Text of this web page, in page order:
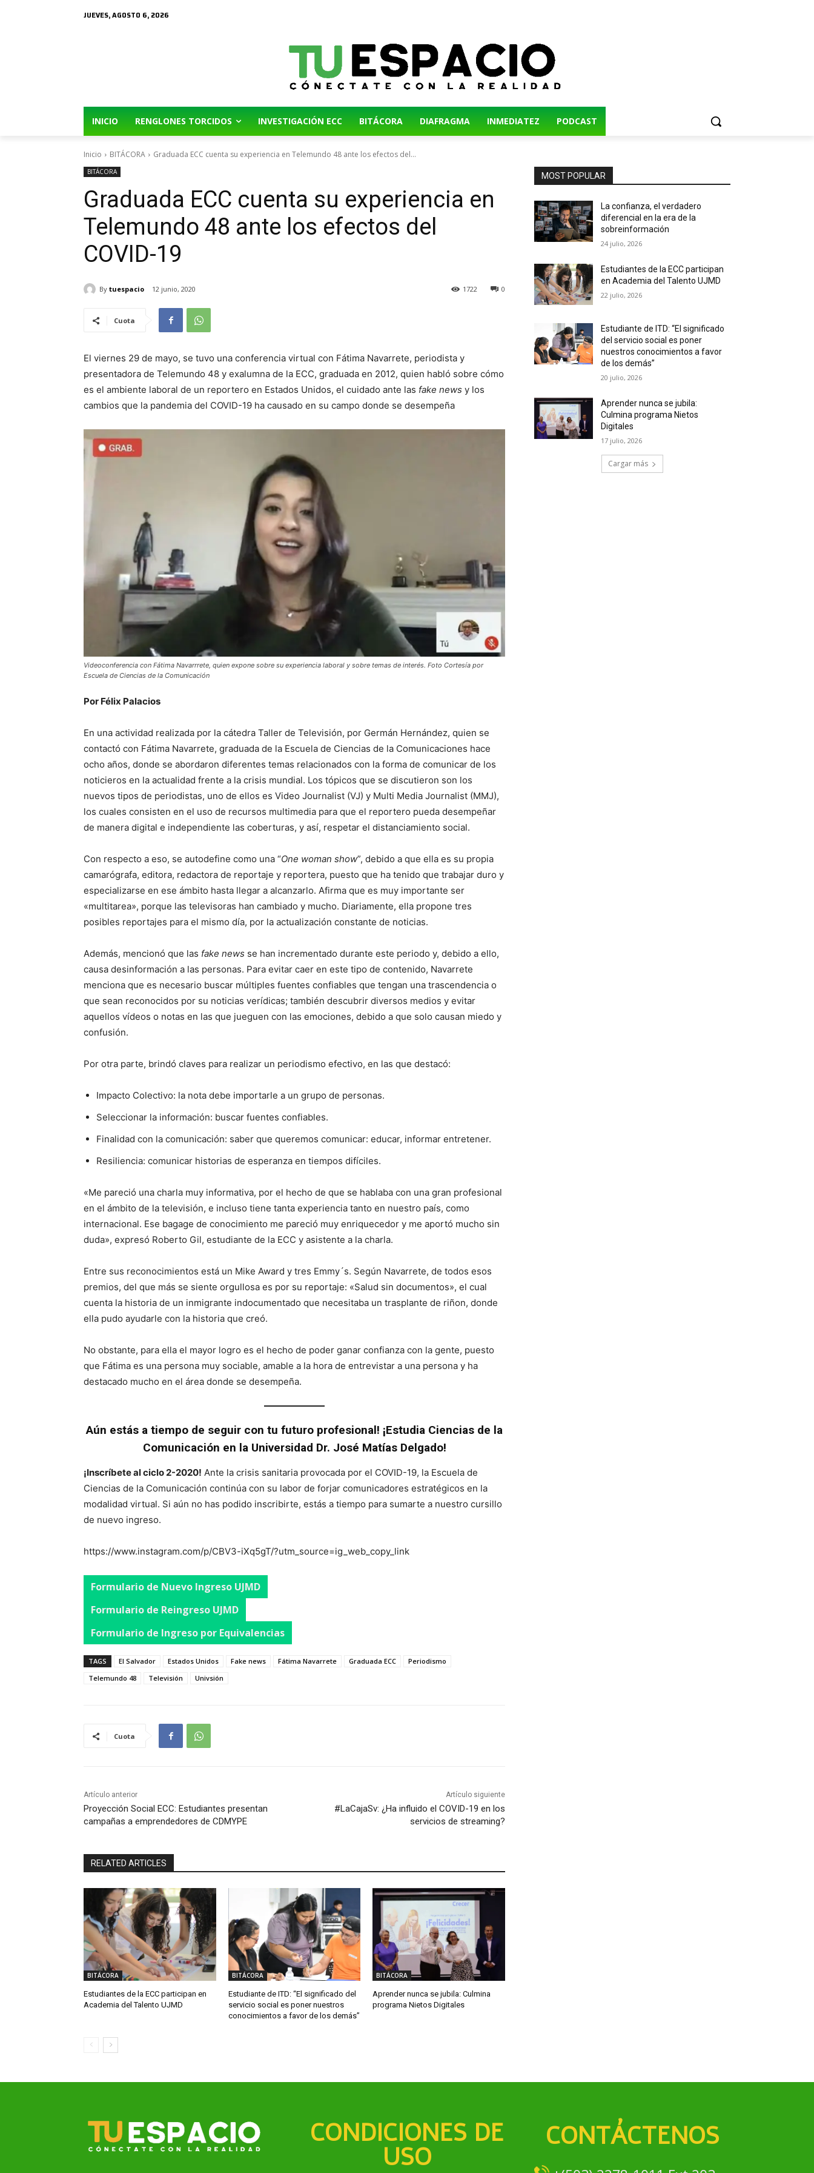
JUEVES, AGOSTO 6, 2026
INICIO RENGLONES TORCIDOS INVESTIGACIÓN ECC BITÁCORA DIAFRAGMA INMEDIATEZ PODCAST
Inicio BITÁCORA Graduada ECC cuenta su experiencia en Telemundo 48 ante los efectos del...
BITÁCORA
Graduada ECC cuenta su experiencia en
Telemundo 48 ante los efectos del
COVID-19
By tuespacio 12 junio, 2020 0
1722
Cuota
El viernes 29 de mayo, se tuvo una conferencia virtual con Fátima Navarrete, periodista y
presentadora de Telemundo 48 y exalumna de la ECC, graduada en 2012, quien habló sobre cómo
es el ambiente laboral de un reportero en Estados Unidos, el cuidado ante las fake news y los
cambios que la pandemia del COVID-19 ha causado en su campo donde se desempeña
Videoconferencia con Fátima Navarrrete, quien expone sobre su experiencia laboral y sobre temas de interés. Foto Cortesía por
Escuela de Ciencias de la Comunicación
Por Félix Palacios
En una actividad realizada por la cátedra Taller de Televisión, por Germán Hernández, quien se
contactó con Fátima Navarrete, graduada de la Escuela de Ciencias de la Comunicaciones hace
ocho años, donde se abordaron diferentes temas relacionados con la forma de comunicar de los
noticieros en la actualidad frente a la crisis mundial. Los tópicos que se discutieron son los
nuevos tipos de periodistas, uno de ellos es Video Journalist (VJ) y Multi Media Journalist (MMJ),
los cuales consisten en el uso de recursos multimedia para que el reportero pueda desempeñar
de manera digital e independiente las coberturas, y así, respetar el distanciamiento social.
Con respecto a eso, se autodefine como una “One woman show”, debido a que ella es su propia
camarógrafa, editora, redactora de reportaje y reportera, puesto que ha tenido que trabajar duro y
especializarse en ese ámbito hasta llegar a alcanzarlo. Afirma que es muy importante ser
«multitarea», porque las televisoras han cambiado y mucho. Diariamente, ella propone tres
posibles reportajes para el mismo día, por la actualización constante de noticias.
Además, mencionó que las fake news se han incrementado durante este periodo y, debido a ello,
causa desinformación a las personas. Para evitar caer en este tipo de contenido, Navarrete
menciona que es necesario buscar múltiples fuentes confiables que tengan una trascendencia o
que sean reconocidos por su noticias verídicas; también descubrir diversos medios y evitar
aquellos vídeos o notas en las que jueguen con las emociones, debido a que solo causan miedo y
confusión.
Por otra parte, brindó claves para realizar un periodismo efectivo, en las que destacó:
Impacto Colectivo: la nota debe importarle a un grupo de personas.
Seleccionar la información: buscar fuentes confiables.
Finalidad con la comunicación: saber que queremos comunicar: educar, informar entretener.
Resiliencia: comunicar historias de esperanza en tiempos difíciles.
«Me pareció una charla muy informativa, por el hecho de que se hablaba con una gran profesional
en el ámbito de la televisión, e incluso tiene tanta experiencia tanto en nuestro país, como
internacional. Ese bagage de conocimiento me pareció muy enriquecedor y me aportó mucho sin
duda», expresó Roberto Gil, estudiante de la ECC y asistente a la charla.
Entre sus reconocimientos está un Mike Award y tres Emmy´s. Según Navarrete, de todos esos
premios, del que más se siente orgullosa es por su reportaje: «Salud sin documentos», el cual
cuenta la historia de un inmigrante indocumentado que necesitaba un trasplante de riñon, donde
ella pudo ayudarle con la historia que creó.
No obstante, para ella el mayor logro es el hecho de poder ganar confianza con la gente, puesto
que Fátima es una persona muy sociable, amable a la hora de entrevistar a una persona y ha
destacado mucho en el área donde se desempeña.
Aún estás a tiempo de seguir con tu futuro profesional! ¡Estudia Ciencias de la
Comunicación en la Universidad Dr. José Matías Delgado!
¡Inscríbete al ciclo 2-2020! Ante la crisis sanitaria provocada por el COVID-19, la Escuela de
Ciencias de la Comunicación continúa con su labor de forjar comunicadores estratégicos en la
modalidad virtual. Si aún no has podido inscribirte, estás a tiempo para sumarte a nuestro cursillo
de nuevo ingreso.
https://www.instagram.com/p/CBV3-iXq5gT/?utm_source=ig_web_copy_link
Formulario de Nuevo Ingreso UJMD
Formulario de Reingreso UJMD
Formulario de Ingreso por Equivalencias
TAGS El Salvador Estados Unidos Fake news Fátima Navarrete Graduada ECC
Periodismo
Telemundo 48
Televisión Univsión
Cuota
Artículo anterior
Proyección Social ECC: Estudiantes presentan
campañas a emprendedores de CDMYPE
Artículo siguiente
#LaCajaSv: ¿Ha influido el COVID-19 en los
servicios de streaming?
RELATED ARTICLES
BITÁCORA
Estudiantes de la ECC participan en
Academia del Talento UJMD
BITÁCORA
Estudiante de ITD: “El significado del
servicio social es poner nuestros
conocimientos a favor de los demás”
BITÁCORA
Aprender nunca se jubila: Culmina
programa Nietos Digitales
MOST POPULAR
La confianza, el verdadero
diferencial en la era de la
sobreinformación
24 julio, 2026
Estudiantes de la ECC participan
en Academia del Talento UJMD
22 julio, 2026
Estudiante de ITD: “El significado
del servicio social es poner
nuestros conocimientos a favor
de los demás”
20 julio, 2026
Aprender nunca se jubila:
Culmina programa Nietos
Digitales
17 julio, 2026
Cargar más
CONDICIONES DE
USO
CONTÁCTENOS